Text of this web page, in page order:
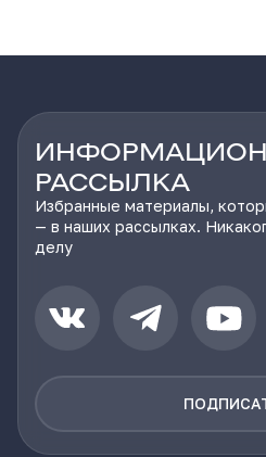
РАССЫЛКА
Избранные материалы,
— в наших рассылках.
делу